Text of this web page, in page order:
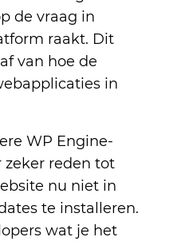
de vraag in
raakt. Dit
van hoe de
in
WP Engine-
zeker reden tot
nu niet in
te installeren.
wat je het